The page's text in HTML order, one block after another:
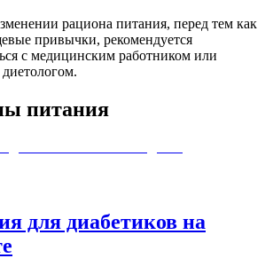
рациона питания, перед тем как
привычки, рекомендуется
с медицинским работником или
питания
для диабетиков на